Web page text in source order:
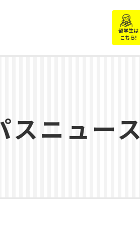
留学生は
こちら!
スニュース